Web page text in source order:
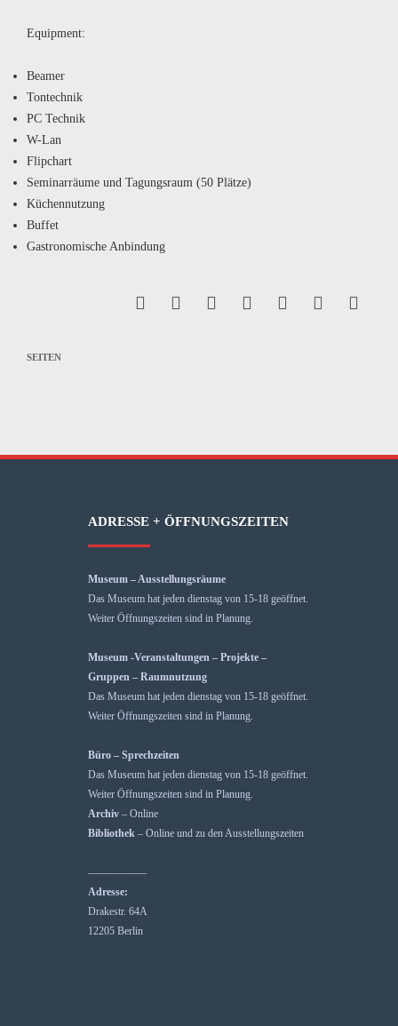
Equipment:
Beamer
Tontechnik
PC Technik
W-Lan
Flipchart
Seminarräume und Tagungsraum (50 Plätze)
Küchennutzung
Buffet
Gastronomische Anbindung
SEITEN
ADRESSE + ÖFFNUNGSZEITEN
Museum – Ausstellungsräume
Das Museum hat jeden dienstag von 15-18 geöffnet.
Weiter Öffnungszeiten sind in Planung.
Museum -Veranstaltungen – Projekte –
Gruppen – Raumnutzung
Das Museum hat jeden dienstag von 15-18 geöffnet.
Weiter Öffnungszeiten sind in Planung.
Büro – Sprechzeiten
Das Museum hat jeden dienstag von 15-18 geöffnet.
Weiter Öffnungszeiten sind in Planung.
Archiv – Online
Bibliothek – Online und zu den Ausstellungszeiten
—————–
Adresse:
Drakestr. 64A
12205 Berlin